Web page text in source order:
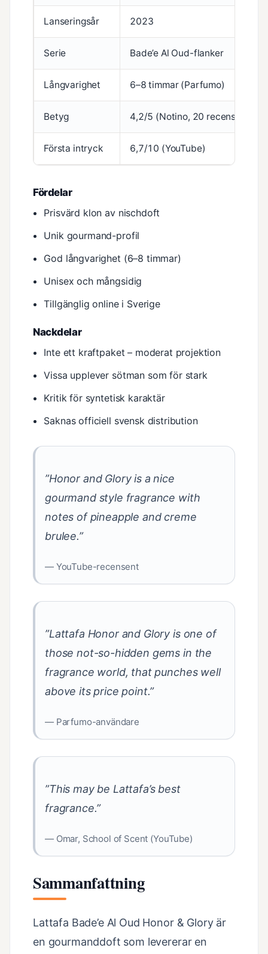
Lanseringsår 2023
Serie Bade’e Al Oud-flanker
Långvarighet 6–8 timmar (Parfumo)
Betyg 4,2/5 (Notino, 20 recensioner)
Första intryck 6,7/10 (YouTube)
Fördelar
Prisvärd klon av nischdoft
Unik gourmand-profil
God långvarighet (6–8 timmar)
Unisex och mångsidig
Tillgänglig online i Sverige
Nackdelar
Inte ett kraftpaket – moderat projektion
Vissa upplever sötman som för stark
Kritik för syntetisk karaktär
Saknas officiell svensk distribution
”Honor and Glory is a nice
gourmand style fragrance with
notes of pineapple and creme
brulee.”
— YouTube-recensent
”Lattafa Honor and Glory is one of
those not-so-hidden gems in the
fragrance world, that punches well
above its price point.”
— Parfumo-användare
”This may be Lattafa’s best
fragrance.”
— Omar, School of Scent (YouTube)
Sammanfattning
Lattafa Bade’e Al Oud Honor & Glory är
en gourmanddoft som levererar en